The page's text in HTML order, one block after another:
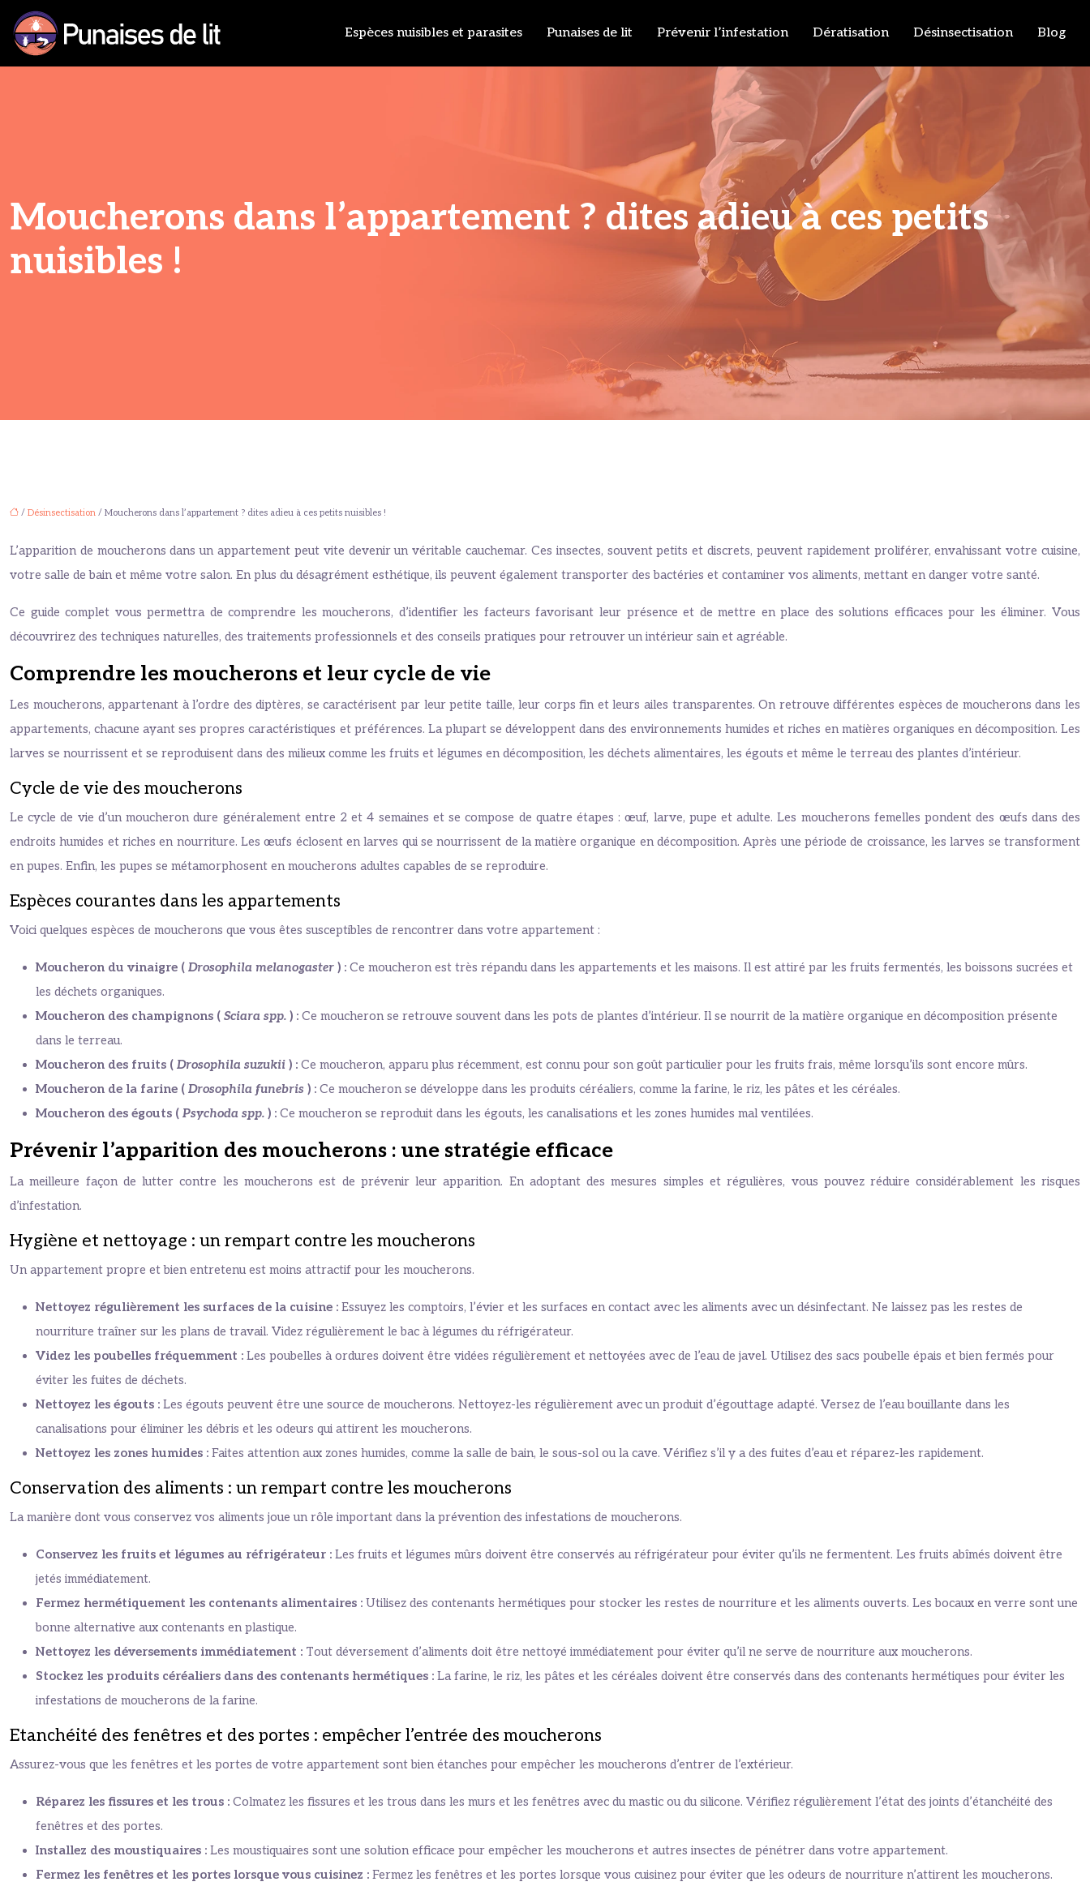
Espèces nuisibles et parasites Punaises de lit Prévenir l’infestation Dératisation Désinsectisation Blog
Moucherons dans l’appartement ? dites adieu à ces petits
nuisibles !
/ Désinsectisation / Moucherons dans l’appartement ? dites adieu à ces petits nuisibles !
L’apparition de moucherons dans un appartement peut vite devenir un véritable cauchemar. Ces insectes, souvent petits et discrets, peuvent rapidement proliférer, envahissant votre cuisine,
votre salle de bain et même votre salon. En plus du désagrément esthétique, ils peuvent également transporter des bactéries et contaminer vos aliments, mettant en danger votre santé.
Ce guide complet vous permettra de comprendre les moucherons, d’identifier les facteurs favorisant leur présence et de mettre en place des solutions efficaces pour les éliminer. Vous
découvrirez des techniques naturelles, des traitements professionnels et des conseils pratiques pour retrouver un intérieur sain et agréable.
Comprendre les moucherons et leur cycle de vie
Les moucherons, appartenant à l’ordre des diptères, se caractérisent par leur petite taille, leur corps fin et leurs ailes transparentes. On retrouve différentes espèces de moucherons dans les
appartements, chacune ayant ses propres caractéristiques et préférences. La plupart se développent dans des environnements humides et riches en matières organiques en décomposition. Les
larves se nourrissent et se reproduisent dans des milieux comme les fruits et légumes en décomposition, les déchets alimentaires, les égouts et même le terreau des plantes d’intérieur.
Cycle de vie des moucherons
Le cycle de vie d’un moucheron dure généralement entre 2 et 4 semaines et se compose de quatre étapes : œuf, larve, pupe et adulte. Les moucherons femelles pondent des œufs dans des
endroits humides et riches en nourriture. Les œufs éclosent en larves qui se nourrissent de la matière organique en décomposition. Après une période de croissance, les larves se transforment
en pupes. Enfin, les pupes se métamorphosent en moucherons adultes capables de se reproduire.
Espèces courantes dans les appartements
Voici quelques espèces de moucherons que vous êtes susceptibles de rencontrer dans votre appartement :
Moucheron du vinaigre ( Drosophila melanogaster ) : Ce moucheron est très répandu dans les appartements et les maisons. Il est attiré par les fruits fermentés, les boissons sucrées et
les déchets organiques.
Moucheron des champignons ( Sciara spp. ) : Ce moucheron se retrouve souvent dans les pots de plantes d’intérieur. Il se nourrit de la matière organique en décomposition présente
dans le terreau.
Moucheron des fruits ( Drosophila suzukii ) : Ce moucheron, apparu plus récemment, est connu pour son goût particulier pour les fruits frais, même lorsqu’ils sont encore mûrs.
Moucheron de la farine ( Drosophila funebris ) : Ce moucheron se développe dans les produits céréaliers, comme la farine, le riz, les pâtes et les céréales.
Moucheron des égouts ( Psychoda spp. ) : Ce moucheron se reproduit dans les égouts, les canalisations et les zones humides mal ventilées.
Prévenir l’apparition des moucherons : une stratégie efficace
La meilleure façon de lutter contre les moucherons est de prévenir leur apparition. En adoptant des mesures simples et régulières, vous pouvez réduire considérablement les risques
d’infestation.
Hygiène et nettoyage : un rempart contre les moucherons
Un appartement propre et bien entretenu est moins attractif pour les moucherons.
Nettoyez régulièrement les surfaces de la cuisine : Essuyez les comptoirs, l’évier et les surfaces en contact avec les aliments avec un désinfectant. Ne laissez pas les restes de
nourriture traîner sur les plans de travail. Videz régulièrement le bac à légumes du réfrigérateur.
Videz les poubelles fréquemment : Les poubelles à ordures doivent être vidées régulièrement et nettoyées avec de l’eau de javel. Utilisez des sacs poubelle épais et bien fermés pour
éviter les fuites de déchets.
Nettoyez les égouts : Les égouts peuvent être une source de moucherons. Nettoyez-les régulièrement avec un produit d’égouttage adapté. Versez de l’eau bouillante dans les
canalisations pour éliminer les débris et les odeurs qui attirent les moucherons.
Nettoyez les zones humides : Faites attention aux zones humides, comme la salle de bain, le sous-sol ou la cave. Vérifiez s’il y a des fuites d’eau et réparez-les rapidement.
Conservation des aliments : un rempart contre les moucherons
La manière dont vous conservez vos aliments joue un rôle important dans la prévention des infestations de moucherons.
Conservez les fruits et légumes au réfrigérateur : Les fruits et légumes mûrs doivent être conservés au réfrigérateur pour éviter qu’ils ne fermentent. Les fruits abîmés doivent être
jetés immédiatement.
Fermez hermétiquement les contenants alimentaires : Utilisez des contenants hermétiques pour stocker les restes de nourriture et les aliments ouverts. Les bocaux en verre sont une
bonne alternative aux contenants en plastique.
Nettoyez les déversements immédiatement : Tout déversement d’aliments doit être nettoyé immédiatement pour éviter qu’il ne serve de nourriture aux moucherons.
Stockez les produits céréaliers dans des contenants hermétiques : La farine, le riz, les pâtes et les céréales doivent être conservés dans des contenants hermétiques pour éviter les
infestations de moucherons de la farine.
Etanchéité des fenêtres et des portes : empêcher l’entrée des moucherons
Assurez-vous que les fenêtres et les portes de votre appartement sont bien étanches pour empêcher les moucherons d’entrer de l’extérieur.
Réparez les fissures et les trous : Colmatez les fissures et les trous dans les murs et les fenêtres avec du mastic ou du silicone. Vérifiez régulièrement l’état des joints d’étanchéité des
fenêtres et des portes.
Installez des moustiquaires : Les moustiquaires sont une solution efficace pour empêcher les moucherons et autres insectes de pénétrer dans votre appartement.
Fermez les fenêtres et les portes lorsque vous cuisinez : Fermez les fenêtres et les portes lorsque vous cuisinez pour éviter que les odeurs de nourriture n’attirent les moucherons.